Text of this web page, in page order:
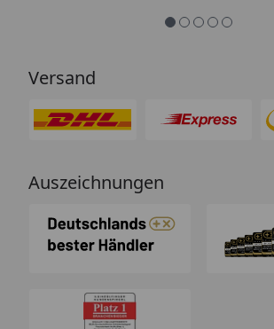
Menschen mit Verstand und
(auch dass ist leider immer
Versand
Auszeichnungen